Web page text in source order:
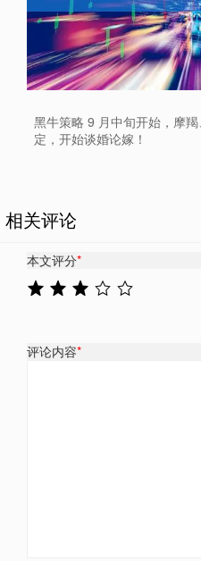
黑牛策略 9 月中旬开始，摩
定，开始谈婚论嫁！
相关评论
本文评分*
评论内容*